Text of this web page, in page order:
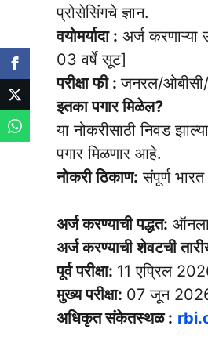
प्रोसेसिंगचे ज्ञान.
वयोमर्यादा : अर्ज
03 वर्षे सूट]
परीक्षा फी :जनरल/
इतका पगार मिळेल?
या नोकरीसाठी निवड
पगार मिळणार आहे.
नोकरी ठिकाण: संपूर्ण भारत
अर्ज करण्याची पद्धत:
अर्ज करण्याची शेवटची
पूर्व परीक्षा: 11 एप्रिल
मुख्य परीक्षा: 07 जून
अधिकृत संकेतस्थळ :